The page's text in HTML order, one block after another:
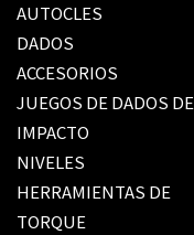
AUTOCLES
DADOS
ACCESORIOS
JUEGOS DE DADOS DE
IMPACTO
NIVELES
HERRAMIENTAS DE
TORQUE